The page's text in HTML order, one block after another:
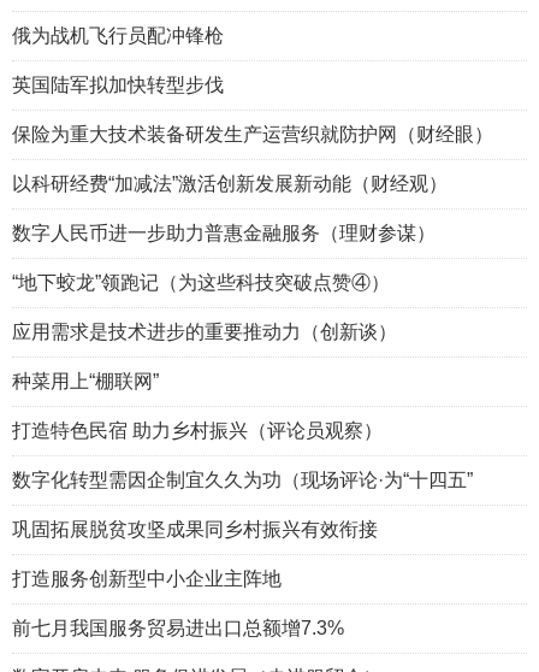
俄为战机飞行员配冲锋枪
英国陆军拟加快转型步伐
保险为重大技术装备研发生产运营织就防护网（财经眼）
以科研经费“加减法”激活创新发展新动能（财经观）
数字人民币进一步助力普惠金融服务（理财参谋）
“地下蛟龙”领跑记（为这些科技突破点赞④）
应用需求是技术进步的重要推动力（创新谈）
种菜用上“棚联网”
打造特色民宿 助力乡村振兴（评论员观察）
数字化转型需因企制宜久久为功（现场评论·为“十四五”
巩固拓展脱贫攻坚成果同乡村振兴有效衔接
打造服务创新型中小企业主阵地
前七月我国服务贸易进出口总额增7.3%